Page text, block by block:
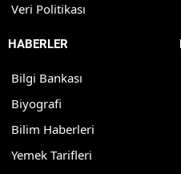
Veri Politikası
HABERLER
Bilgi Bankası
Biyografi
Bilim Haberleri
Yemek Tarifleri